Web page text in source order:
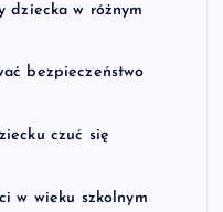
dziecka w różnym
bezpieczeństwo
czuć się
w wieku szkolnym